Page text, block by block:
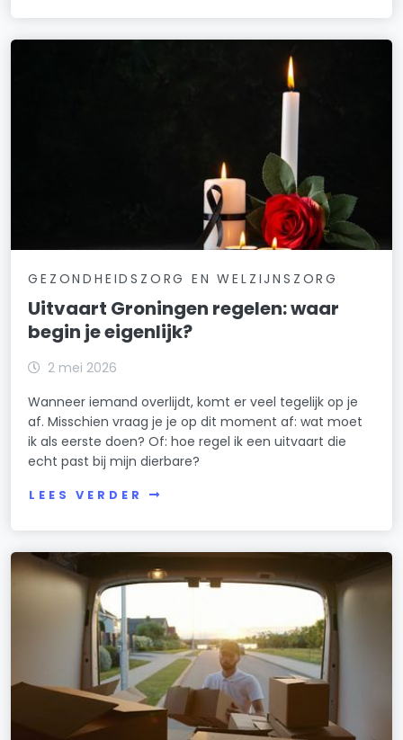
GEZONDHEIDSZORG EN WELZIJNSZORG
Uitvaart Groningen regelen: waar
begin je eigenlijk?
2 mei 2026
Wanneer iemand overlijdt, komt er veel tegelijk op je
af. Misschien vraag je je op dit moment af: wat moet
ik als eerste doen? Of: hoe regel ik een uitvaart die
echt past bij mijn dierbare?
LEES VERDER